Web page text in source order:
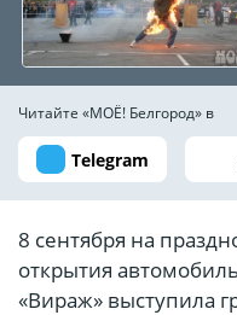
Читайте «МОЁ! Белгород» в
Telegram
8 сентября на
открытия
«Вираж» выступила